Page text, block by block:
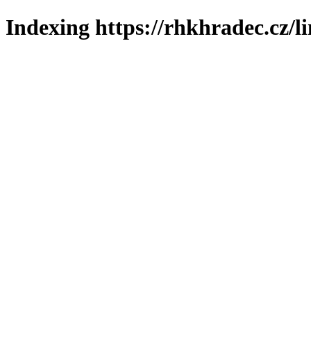
Indexing https://rhkhradec.cz/